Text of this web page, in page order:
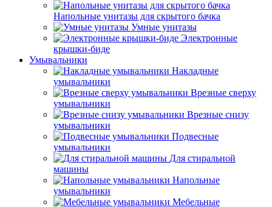
Напольные унитазы для скрытого бачка
Умные унитазы
Электронные
крышки-биде
Умывальники
Накладные
умывальники
Врезные сверху
умывальники
Врезные снизу
умывальники
Подвесные
умывальники
Для стиральной
машины
Напольные
умывальники
Мебельные